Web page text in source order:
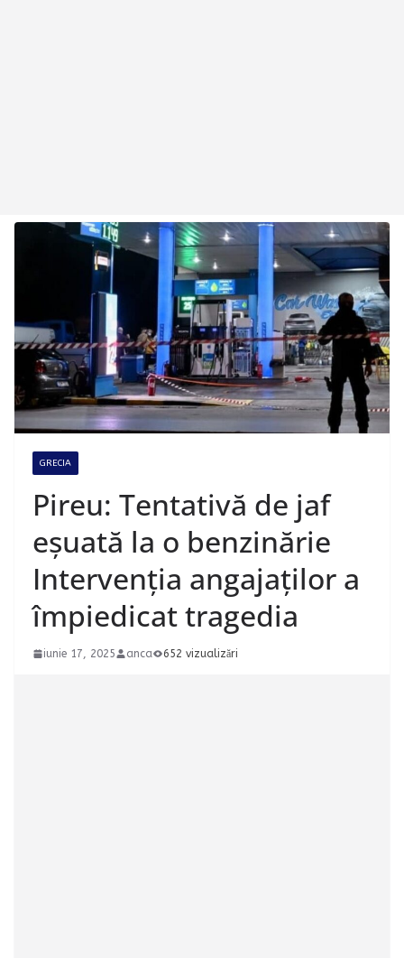
GRECIA
Pireu: Tentativă de jaf
eșuată la o benzinărie
Intervenția angajaților a
împiedicat tragedia
iunie 17, 2025 anca 652 vizualizări